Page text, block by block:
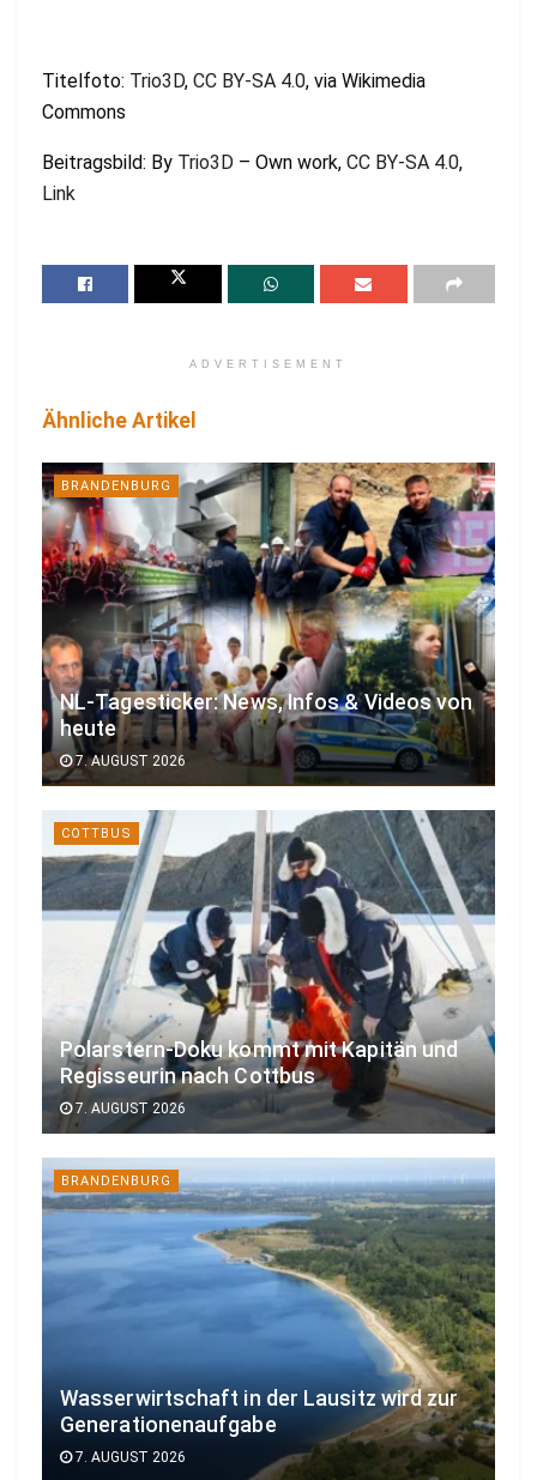
Titelfoto: Trio3D, CC BY-SA 4.0, via Wikimedia
Commons
Beitragsbild: By Trio3D – Own work, CC BY-SA 4.0,
Link
ADVERTISEMENT
Ähnliche Artikel
BRANDENBURG
NL-Tagesticker: News, Infos & Videos von
heute
7. AUGUST 2026
COTTBUS
Polarstern-Doku kommt mit Kapitän und
Regisseurin nach Cottbus
7. AUGUST 2026
BRANDENBURG
Wasserwirtschaft in der Lausitz wird zur
Generationenaufgabe
7. AUGUST 2026